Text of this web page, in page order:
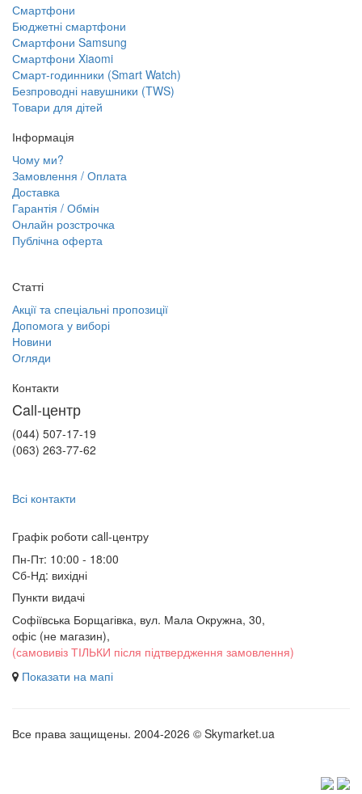
Смартфони
Бюджетні смартфони
Смартфони Samsung
Смартфони Xiaomi
Смарт-годинники (Smart Watch)
Безпроводні навушники (TWS)
Товари для дітей
Інформація
Чому ми?
Замовлення / Оплата
Доставка
Гарантія / Обмін
Онлайн розстрочка
Публічна оферта
Статті
Акції та спеціальні пропозиції
Допомога у виборі
Новини
Огляди
Контакти
Call-центр
(044) 507-17-19
(063) 263-77-62
Всі контакти
Графік роботи сall-центру
Пн-Пт: 10:00 - 18:00
Сб-Нд: вихідні
Пункти видачі
Софіївська Борщагівка, вул. Мала Окружна, 30,
офіс (не магазин),
(самовивіз ТІЛЬКИ після підтвердження замовлення)
Показати на мапі
Все права защищены. 2004-2026 © Skymarket.ua